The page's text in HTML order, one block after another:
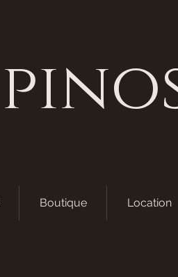
Boutique Location